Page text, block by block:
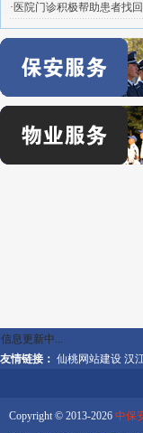
· 医院门诊积极帮助患者找
信息更新中...
友情链接： 仙桃网站建设 汉
Copyright © 2013-2026 中保